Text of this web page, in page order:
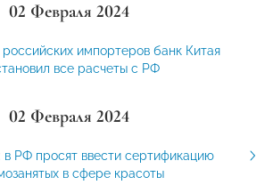
02 Февраля 2024
российских импортеров банк Китая
все расчеты с РФ
02 Февраля 2024
РФ просят ввести сертификацию
в сфере красоты